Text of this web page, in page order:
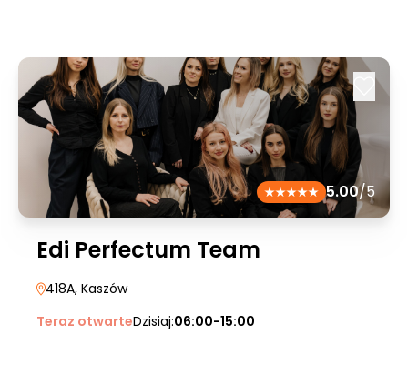
5.00/5
Edi Perfectum Team
418A, Kaszów
Teraz otwarteDzisiaj:06:00-15:00